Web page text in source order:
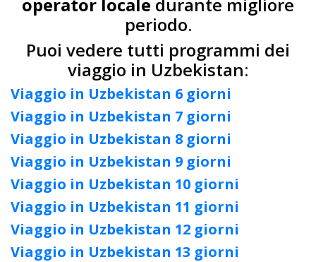
periodo.
Puoi vedere tutti programmi dei
viaggio in Uzbekistan:
Viaggio in Uzbekistan 6 giorni
Viaggio in Uzbekistan 7 giorni
Viaggio in Uzbekistan 8 giorni
Viaggio in Uzbekistan 9 giorni
Viaggio in Uzbekistan 10 giorni
Viaggio in Uzbekistan 11 giorni
Viaggio in Uzbekistan 12 giorni
Viaggio in Uzbekistan 13 giorni